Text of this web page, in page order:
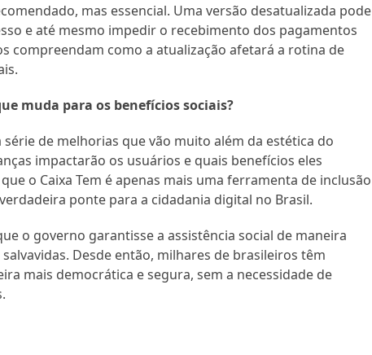
mas essencial. Uma versão desatualizada pode
e até mesmo impedir o recebimento dos pagamentos
compreendam como a atualização afetará a rotina de
muda para os benefícios sociais?
série de melhorias que vão muito além da estética do
impactarão os usuários e quais benefícios eles
o Caixa Tem é apenas mais uma ferramenta de inclusão
ponte para a cidadania digital no Brasil.
o governo garantisse a assistência social de maneira
Desde então, milhares de brasileiros têm
mais democrática e segura, sem a necessidade de